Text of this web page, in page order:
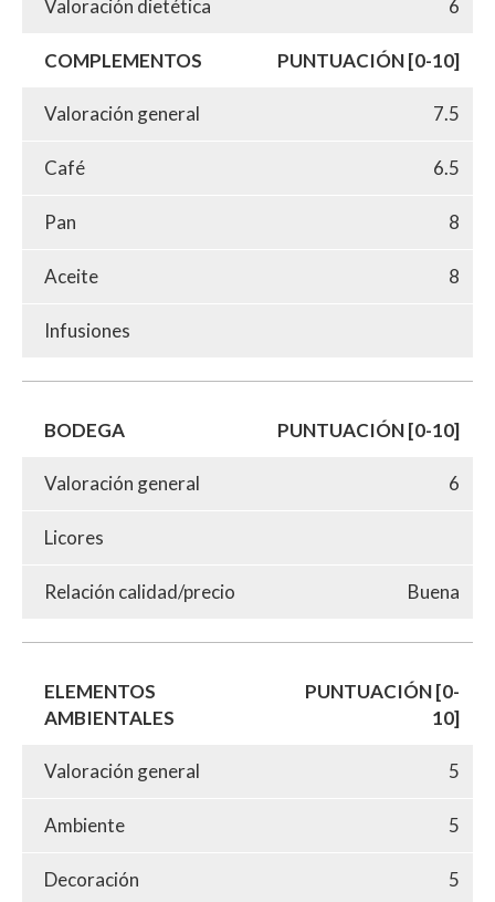
Valoración dietética 6
COMPLEMENTOS PUNTUACIÓN [0-10]
Valoración general 7.5
Café 6.5
Pan 8
Aceite 8
Infusiones
BODEGA PUNTUACIÓN [0-10]
Valoración general 6
Licores
Relación calidad/precio Buena
ELEMENTOS
AMBIENTALES
PUNTUACIÓN [0-
10]
Valoración general 5
Ambiente 5
Decoración 5